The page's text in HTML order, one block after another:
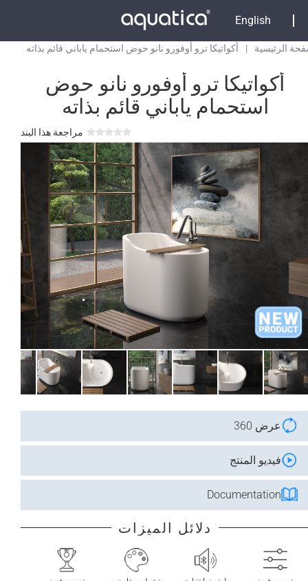
English
الرئيسية | أكواتيكا ترو أوفورو نانو حوض استحمام ياباني قائم بذاته
أكواتيكا ترو أوفورو نانو حوض
استحمام ياباني قائم بذاته
مراجعة هذا البند
عرض 360
فيديو المنتج
Documentation
دلائل الميزات